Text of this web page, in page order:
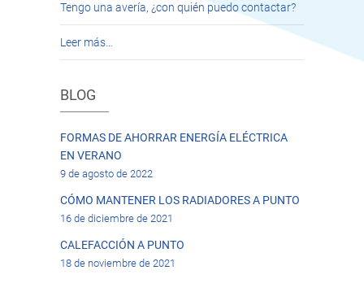
Tengo una avería, ¿con quién puedo contactar?
Leer más…
BLOG
FORMAS DE AHORRAR ENERGÍA ELÉCTRICA
EN VERANO
9 de agosto de 2022
CÓMO MANTENER LOS RADIADORES A PUNTO
16 de diciembre de 2021
CALEFACCIÓN A PUNTO
18 de noviembre de 2021